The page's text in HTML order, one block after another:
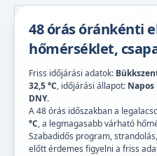
48 órás óránkénti
hőmérséklet,
Friss időjárási adatok:
32,5 °C, időjárási állapot: Napos
DNY.
A 48 órás időszakban a
°C, a legmagasabb várható
Szabadidős program,
előtt érdemes figyelni a friss